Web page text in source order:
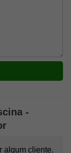
-
algum cliente.